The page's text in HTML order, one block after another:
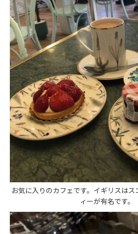
お気に入りのカフェです。イギリスは
ィーが有名です。